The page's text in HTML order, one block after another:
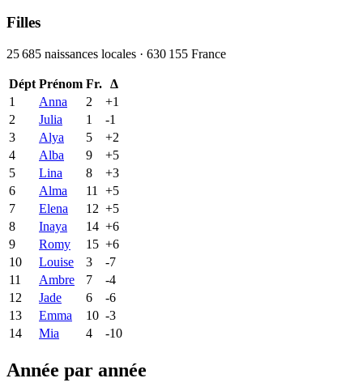
Filles
25 685 naissances locales · 630 155 France
Dépt Prénom Fr. Δ
1
Anna 2 +1
2
Julia 1
-1
3
Alya 5 +2
4
Alba 9 +5
5
Lina 8 +3
6
Alma 11 +5
7
Elena 12 +5
8
Inaya 14 +6
9
Romy 15 +6
10
Louise 3
-7
11
Ambre 7
-4
12
Jade 6
-6
13
Emma 10 -3
14
Mia 4 -10
Année par année